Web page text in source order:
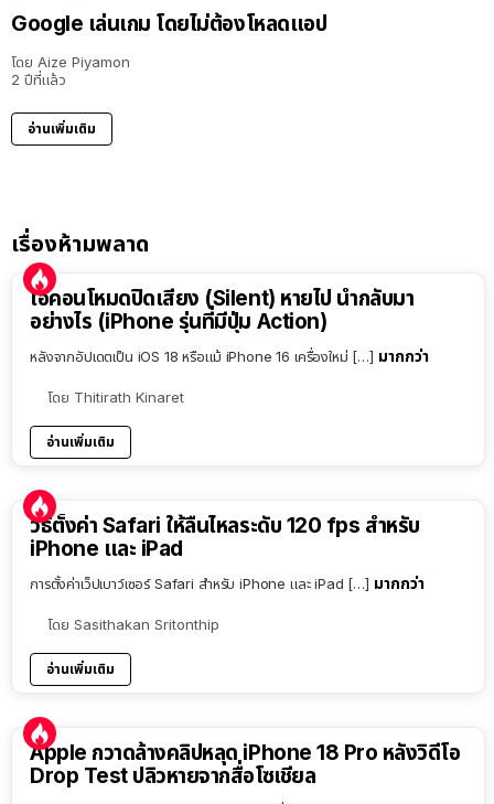
Google เล่นเกม โดยไม่ต้องโหลดแอป
โดย Aize Piyamon
2 ปีที่แล้ว
อ่านเพิ่มเติม
เรื่องห้ามพลาด
ไอคอนโหมดปิดเสียง (Silent) หายไป นำกลับมา
อย่างไร (iPhone รุ่นที่มีปุ่ม Action)
หลังจากอัปเดตเป็น iOS 18 หรือแม้ iPhone 16 เครื่องใหม่ […] มากกว่า
โดย Thitirath Kinaret
อ่านเพิ่มเติม
วิธีตั้งค่า Safari ให้ลื่นไหลระดับ 120 fps สำหรับ
iPhone และ iPad
การตั้งค่าเว็ปเบาว์เซอร์ Safari สำหรับ iPhone และ iPad […] มากกว่า
โดย Sasithakan Sritonthip
อ่านเพิ่มเติม
Apple กวาดล้างคลิปหลุด iPhone 18 Pro หลังวิดีโอ
Drop Test ปลิวหายจากสื่อโซเชียล